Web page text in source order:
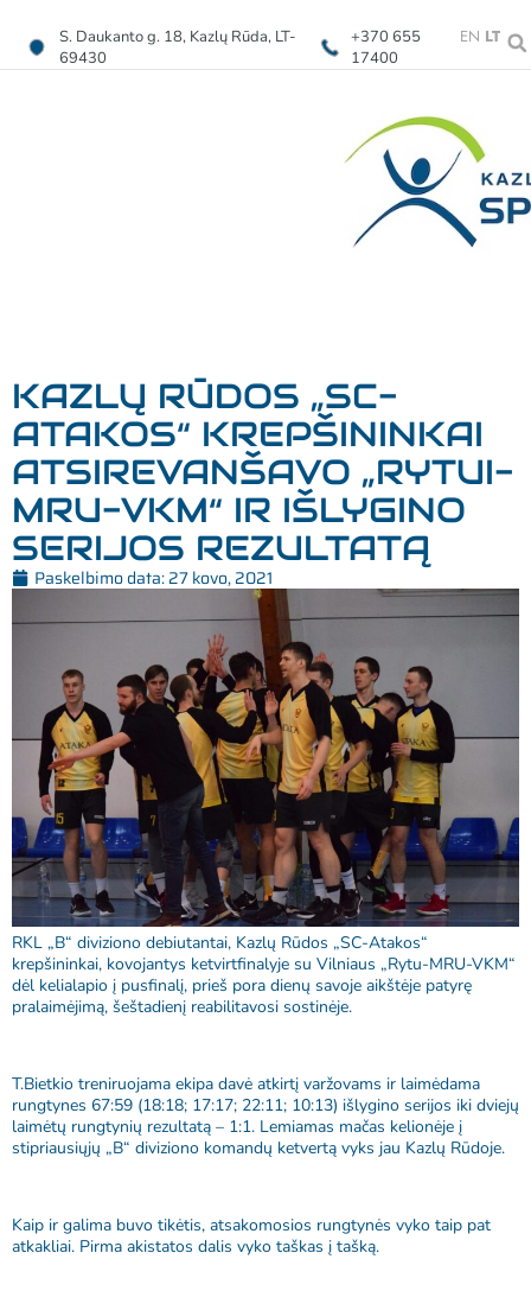
S. Daukanto g. 18, Kazlų Rūda, LT-
69430
+370 655
17400
EN LT
KAZLŲ RŪDOS „SC-
ATAKOS“ KREPŠININKAI
ATSIREVANŠAVO „RYTUI-
MRU-VKM“ IR IŠLYGINO
SERIJOS REZULTATĄ
Paskelbimo data:27 kovo, 2021
RKL „B“ diviziono debiutantai, Kazlų Rūdos „SC-Atakos“
krepšininkai, kovojantys ketvirtfinalyje su Vilniaus „Rytu-MRU-VKM“
dėl kelialapio į pusfinalį, prieš pora dienų savoje aikštėje patyrę
pralaimėjimą, šeštadienį reabilitavosi sostinėje.
T.Bietkio treniruojama ekipa davė atkirtį varžovams ir laimėdama
rungtynes 67:59 (18:18; 17:17; 22:11; 10:13) išlygino serijos iki dviejų
laimėtų rungtynių rezultatą – 1:1. Lemiamas mačas kelionėje į
stipriausiųjų „B“ diviziono komandų ketvertą vyks jau Kazlų Rūdoje.
Kaip ir galima buvo tikėtis, atsakomosios rungtynės vyko taip pat
atkakliai. Pirma akistatos dalis vyko taškas į tašką.